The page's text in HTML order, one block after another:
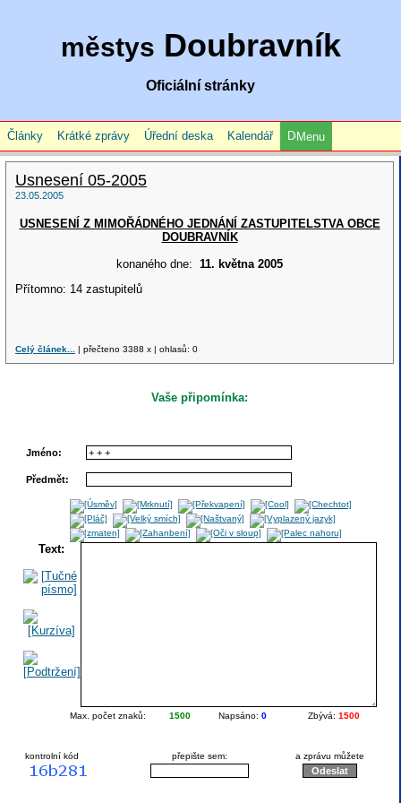
městys Doubravník
Oficiální stránky
Články Krátké zprávy Úřední deska Kalendář Menu
Usnesení 05-2005
23.05.2005
USNESENÍ Z MIMOŘÁDNÉHO JEDNÁNÍ ZASTUPITELSTVA OBCE
DOUBRAVNÍK
konaného dne: 11. května 2005
Přítomno: 14 zastupitelů
Celý článek... | přečteno 3388 x | ohlasů: 0
Vaše připomínka:
Jméno:
Předmět:
Text:
Max. počet znaků: 1500 Napsáno: 0 Zbývá: 1500
kontrolní kód přepište sem: a zprávu můžete